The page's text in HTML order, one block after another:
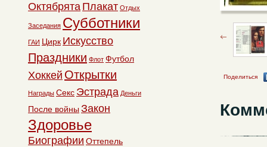
Поделиться
Октябрята Плакат Отдых
Заседания Субботники
ГАИ Цирк Искусство
Праздники Флот Футбол
Хоккей Открытки
Награды Секс Эстрада Деньги
После войны Закон
Здоровье
Биографии Оттепель